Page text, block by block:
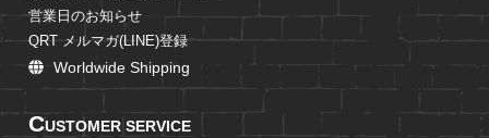
営業日のお知らせ
QRT メルマガ(LINE)登録
Worldwide Shipping
CUSTOMER SERVICE